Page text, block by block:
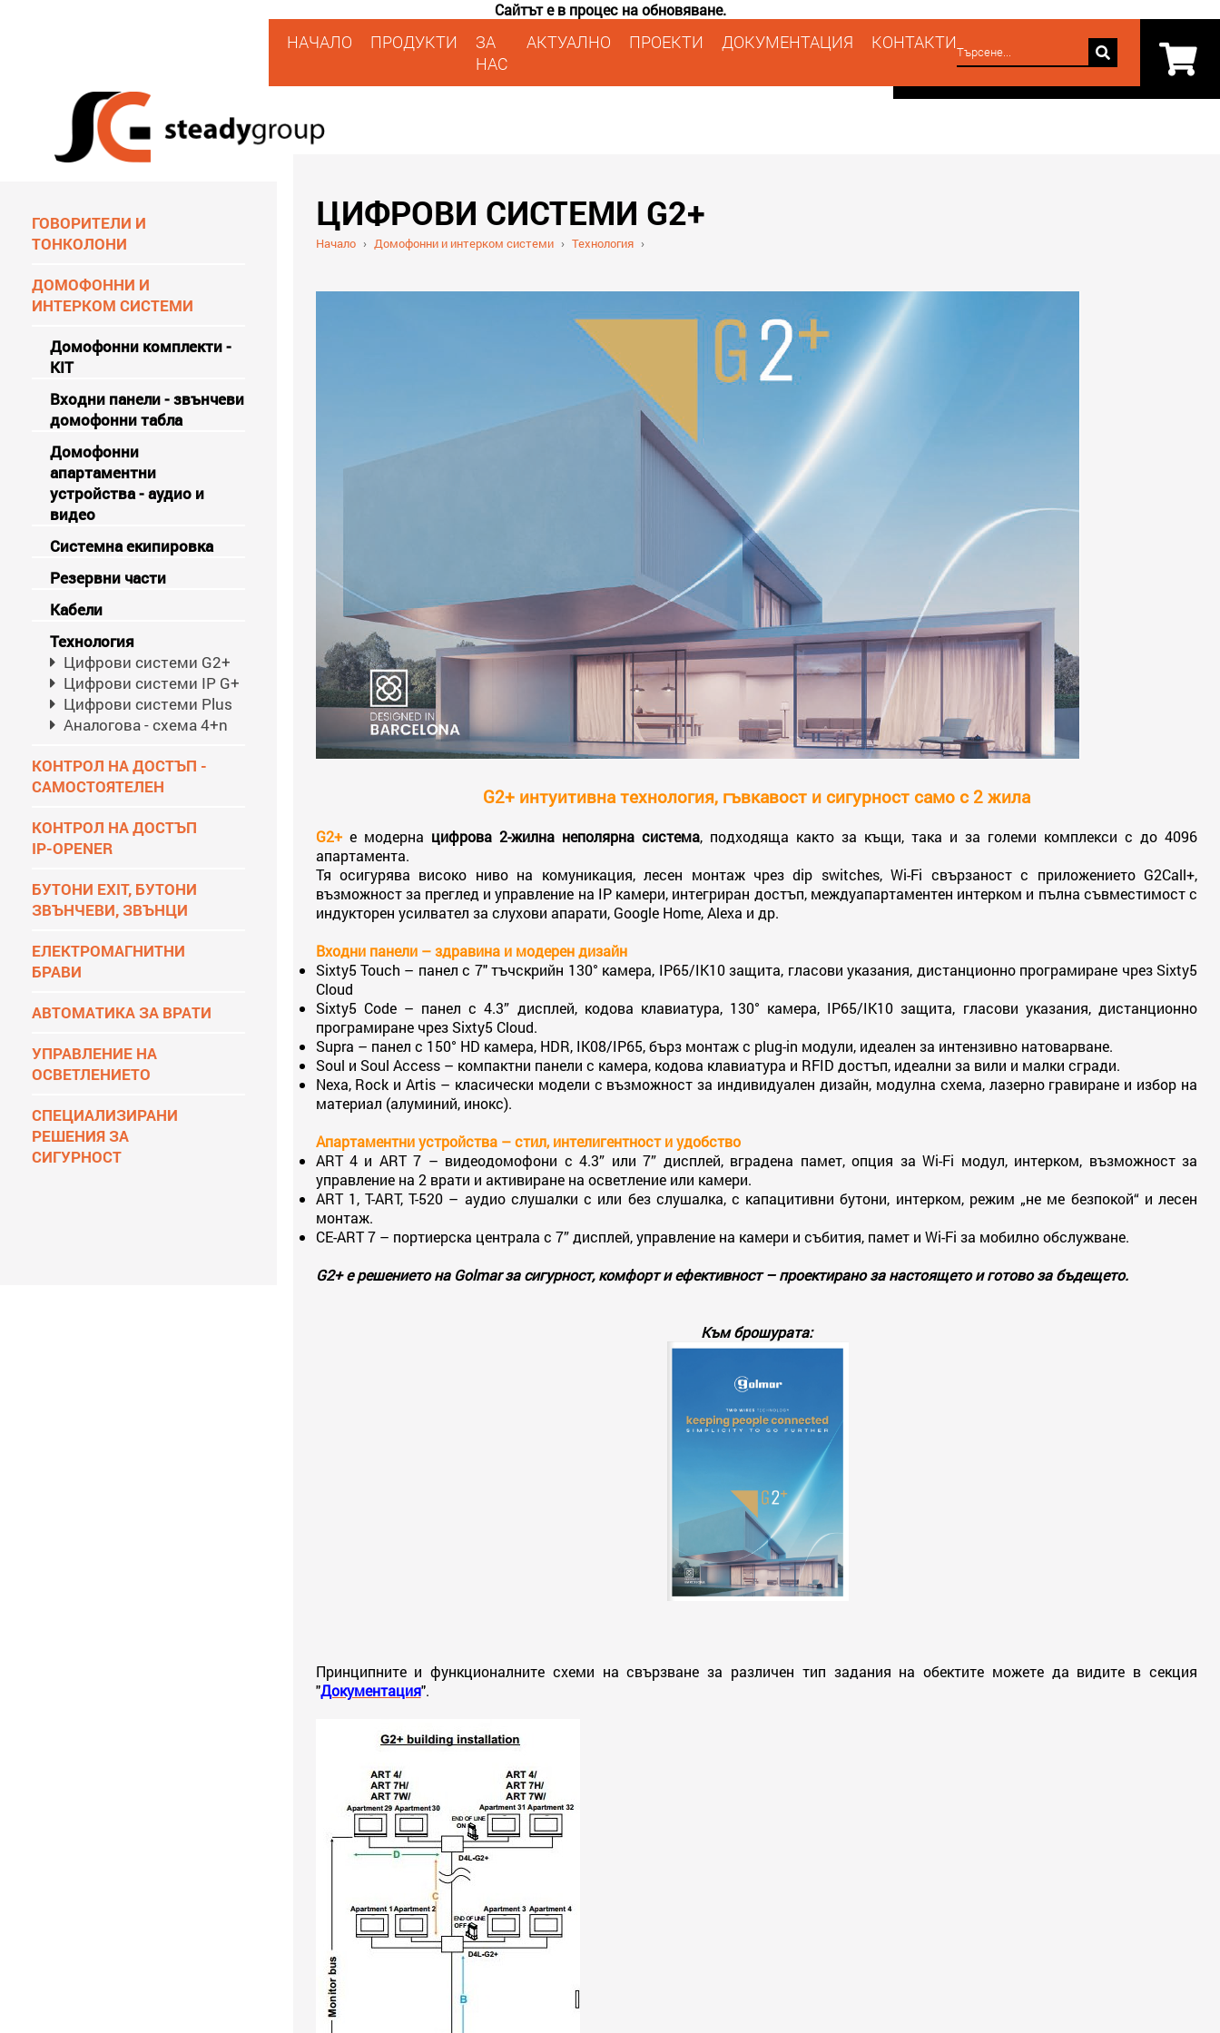
Сайтът е в процес на обновяване.
НАЧАЛО ПРОДУКТИ
ЗА
НАС
АКТУАЛНО ПРОЕКТИ ДОКУМЕНТАЦИЯ КОНТАКТИ
ГОВОРИТЕЛИ И
ТОНКОЛОНИ
ДОМОФОННИ И
ИНТЕРКОМ СИСТЕМИ
Домофонни комплекти -
KIT
Входни панели - звънчеви
домофонни табла
Домофонни
апартаментни
устройства - аудио и
видео
Системна екипировка
Резервни части
Кабели
Технология
Цифрови системи G2+
Цифрови системи IP G+
Цифрови системи Plus
Аналогова - схема 4+n
КОНТРОЛ НА ДОСТЪП -
САМОСТОЯТЕЛЕН
КОНТРОЛ НА ДОСТЪП
IP-OPENER
БУТОНИ EXIT, БУТОНИ
ЗВЪНЧЕВИ, ЗВЪНЦИ
ЕЛЕКТРОМАГНИТНИ
БРАВИ
АВТОМАТИКА ЗА ВРАТИ
УПРАВЛЕНИЕ НА
ОСВЕТЛЕНИЕТО
СПЕЦИАЛИЗИРАНИ
РЕШЕНИЯ ЗА
СИГУРНОСТ
ЦИФРОВИ СИСТЕМИ G2+
Начало › Домофонни и интерком системи › Технология ›
G2+ интуитивна технология, гъвкавост и сигурност само с 2 жила
G2+е модерна цифрова 2-жилна неполярна система, подходяща както за къщи, така и за големи комплекси с до 4096
апартамента.
Тя осигурява високо ниво на комуникация, лесен монтаж чрез dip switches, Wi-Fi свързаност с приложението G2Call+,
възможност за преглед и управление на IP камери, интегриран достъп, междуапартаментен интерком и пълна съвместимост с
индукторен усилвател за слухови апарати, Google Home, Alexa и др.
Входни панели – здравина и модерен дизайн
Sixty5 Touch – панел с 7" тъчскрийн 130° камера, IP65/IK10 защита, гласови указания, дистанционно програмиране чрез Sixty5
Cloud
Sixty5 Code – панел с 4.3” дисплей, кодова клавиатура, 130° камера, IP65/IK10 защита, гласови указания, дистанционно
програмиране чрез Sixty5 Cloud.
Supra – панел с 150° HD камера, HDR, IK08/IP65, бърз монтаж с plug-in модули, идеален за интензивно натоварване.
Soul и Soul Access – компактни панели с камера, кодова клавиатура и RFID достъп, идеални за вили и малки сгради.
Nexa, Rock и Artis – класически модели с възможност за индивидуален дизайн, модулна схема, лазерно гравиране и избор на
материал (алуминий, инокс).
Апартаментни устройства – стил, интелигентност и удобство
ART 4 и ART 7 – видеодомофони с 4.3” или 7” дисплей, вградена памет, опция за Wi-Fi модул, интерком, възможност за
управление на 2 врати и активиране на осветление или камери.
ART 1, T-ART, T-520 – аудио слушалки с или без слушалка, с капацитивни бутони, интерком, режим „не ме безпокой“ и лесен
монтаж.
CE-ART 7 – портиерска централа с 7” дисплей, управление на камери и събития, памет и Wi-Fi за мобилно обслужване.
G2+ е решението на Golmar за сигурност, комфорт и ефективност – проектирано за настоящето и готово за бъдещето.
Към брошурата:
Принципните и функционалните схеми на свързване за различен тип задания на обектите можете да видите в секция
"Документация".